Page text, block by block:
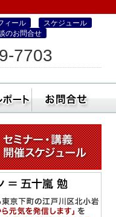
ィール
スケジュール
のお問合せ
7703
社員研修・講師依頼五十嵐レポー